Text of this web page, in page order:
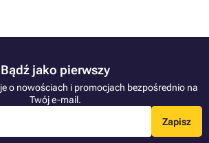
Bądź jako pierwszy
o nowościach i promocjach bezpośrednio na
Twój e-mail.
Zapisz